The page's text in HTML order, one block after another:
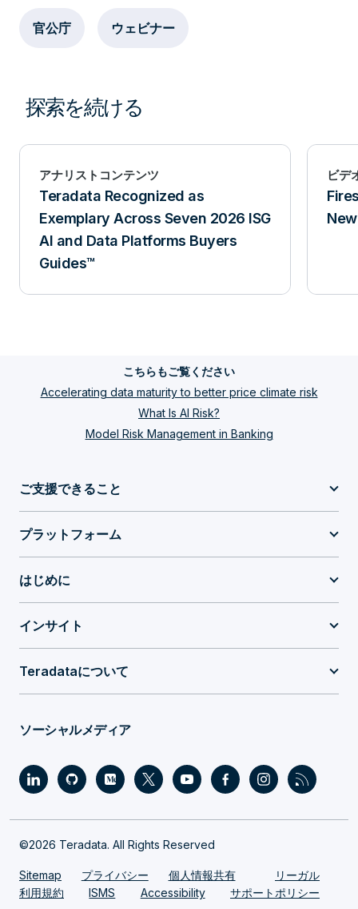
官公庁 ウェビナー
探索を続ける
アナリストコンテンツ
Teradata Recognized as
Exemplary Across Seven 2026 ISG
AI and Data Platforms Buyers
Guides™
ビデ
こちらもご覧ください
Accelerating data maturity to better price climate risk
What Is AI Risk?
Model Risk Management in Banking
ご支援できること
プラットフォーム
はじめに
インサイト
Teradataについて
ソーシャルメディア
©2026 Teradata. All Rights Reserved
Sitemap プライバシー 個人情報共有
リーガル
利用規約
ISMS Accessibility サポートポリシー